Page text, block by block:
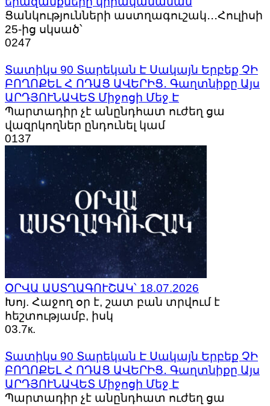
Ցանկությունների աստղագուշակ․․․Հուլիսի
25-ից սկսած՝
0247
Տատիկս 90 Տարեկան Է Սակայն Երբեք ՉԻ
ԲՈՂՈՔԵԼ Հ ՈԴԱՑ ԱՎԵՐԻՑ․ Գաղտնիքը Այս
ԱՐԴՅՈՒՆԱՎԵՏ Միջոցի Մեջ Է
Պարտադիր չէ անընդհատ ուժեղ ցա
վազրկողներ ընդունել կամ
0137
ՕՐՎԱ ԱՍՏՂԱԳՈՒՇԱԿ՝ 18.07.2026
Խոյ. Հաջող օր է, շատ բան տրվում է
հեշտությամբ, իսկ
03.7к.
Տատիկս 90 Տարեկան Է Սակայն Երբեք ՉԻ
ԲՈՂՈՔԵԼ Հ ՈԴԱՑ ԱՎԵՐԻՑ․ Գաղտնիքը Այս
ԱՐԴՅՈՒՆԱՎԵՏ Միջոցի Մեջ Է
Պարտադիր չէ անընդհատ ուժեղ ցա